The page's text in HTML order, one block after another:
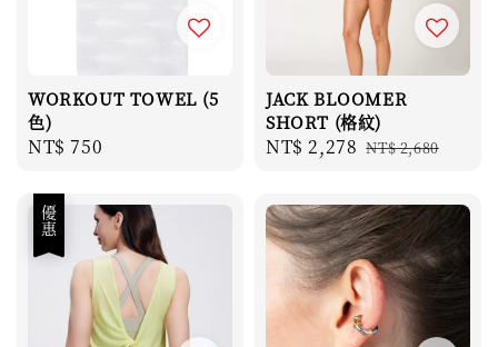
WORKOUT TOWEL (5
色)
Regular
NT$ 750
JACK BLOOMER
SHORT (格紋)
Sale
NT$ 2,278 Regular
NT$ 2,680
優惠